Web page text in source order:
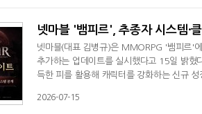
넷마블 '뱀피르', 추종자 시스템·
넷마블(대표 김병규)은 MMORPG '뱀피르'
추가하는 업데이트를 실시했다고 15일 밝혔
득한 피를 활용해 캐릭터를 강화하는 신규
즌을 맞아 비키니 콘셉트의 수영복 스페셜
2026-07-15